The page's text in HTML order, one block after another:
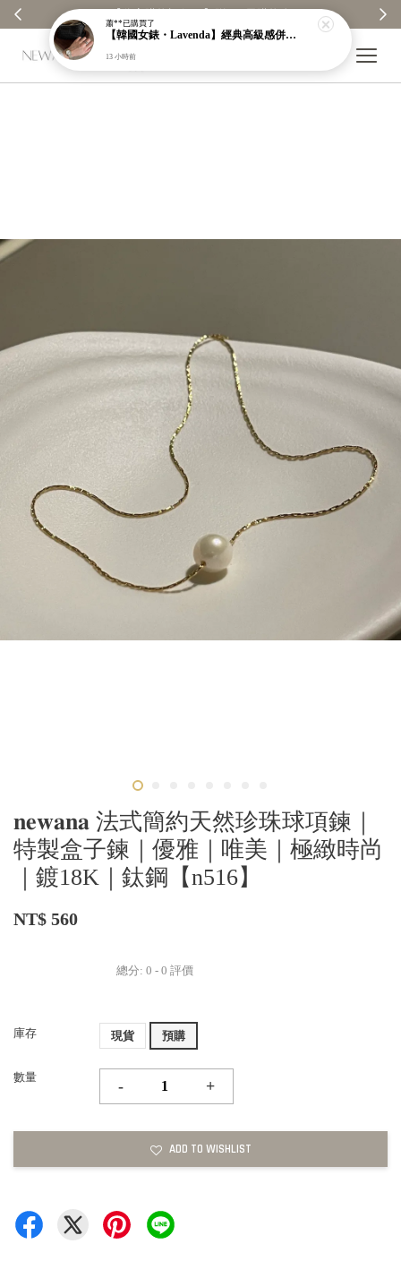
𝐧𝐞𝐰𝐚𝐧𝐚 法式簡約天然珍珠球項鍊｜
特製盒子鍊｜優雅｜唯美｜極緻時尚
｜鍍18K｜鈦鋼【n516】
NT$ 560
總分: 0 - 0 評價
庫存 現貨 預購
數量
- +
ADD TO WISHLIST
蕭**已購買了
【韓國女錶・Lavenda】經典高級感併接色羅馬錶｜磨砂細閃錶面｜一看就很貴【nk61】
13 小時前